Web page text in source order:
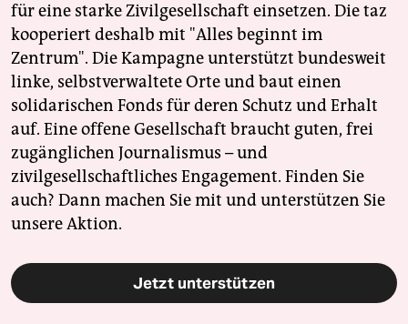
für eine starke Zivilgesellschaft einsetzen. Die taz
kooperiert deshalb mit "Alles beginnt im
Zentrum". Die Kampagne unterstützt bundesweit
linke, selbstverwaltete Orte und baut einen
solidarischen Fonds für deren Schutz und Erhalt
auf. Eine offene Gesellschaft braucht guten, frei
zugänglichen Journalismus – und
zivilgesellschaftliches Engagement. Finden Sie
auch? Dann machen Sie mit und unterstützen Sie
unsere Aktion.
Jetzt unterstützen